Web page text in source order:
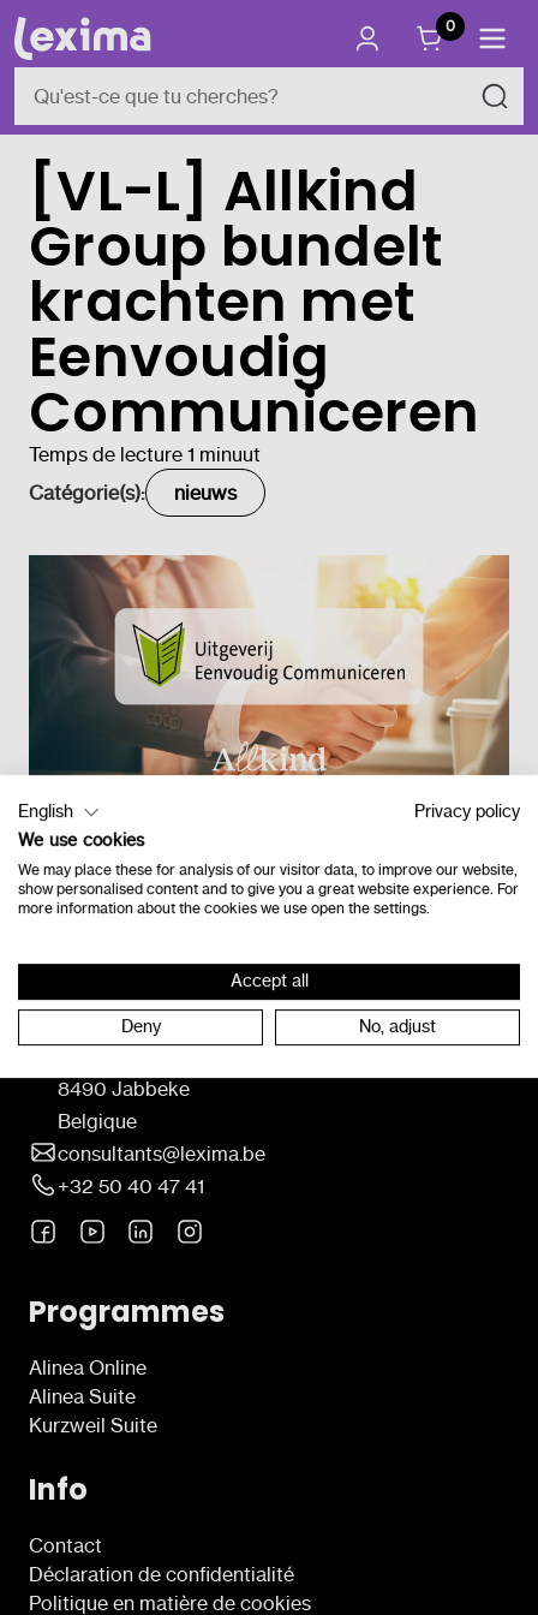
0
[VL-L] Allkind
Group bundelt
krachten met
Eenvoudig
Communiceren
Temps de lecture 1 minuut
Catégorie(s):
nieuws
Retour à l'étage
Contact
8490 Jabbeke
Belgique
consultants@lexima.be
+32 50 40 47 41
Programmes
Alinea Online
Alinea Suite
Kurzweil Suite
Info
Contact
Déclaration de confidentialité
Politique en matière de cookies
English
Privacy policy
We use cookies
We may place these for analysis of our visitor data, to improve our website,
show personalised content and to give you a great website experience. For
more information about the cookies we use open the settings.
Accept all
Deny No, adjust